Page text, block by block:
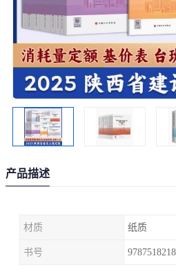
产品描述
材质 纸质
书号